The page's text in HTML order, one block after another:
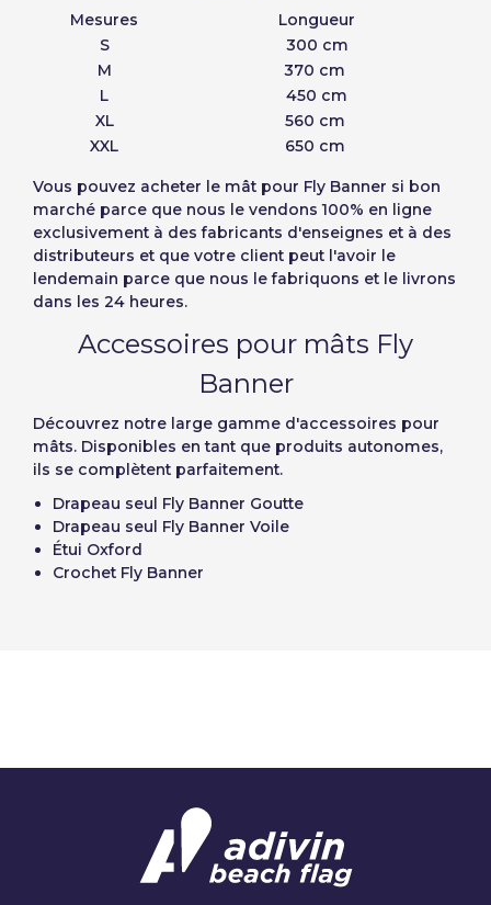
Mesures
Longueur
S
300 cm
M
370 cm
L
450 cm
XL
560 cm
XXL
650 cm
Vous pouvez acheter le mât pour Fly Banner si bon
marché parce que nous le vendons 100% en ligne
exclusivement à des fabricants d'enseignes et à des
distributeurs et que votre client peut l'avoir le
lendemain parce que nous le fabriquons et le livrons
dans les 24 heures.
Accessoires pour mâts Fly
Banner
Découvrez notre large gamme d'accessoires pour
mâts. Disponibles en tant que produits autonomes,
ils se complètent parfaitement.
Drapeau seul Fly Banner Goutte
Drapeau seul Fly Banner Voile
Étui Oxford
Crochet Fly Banner